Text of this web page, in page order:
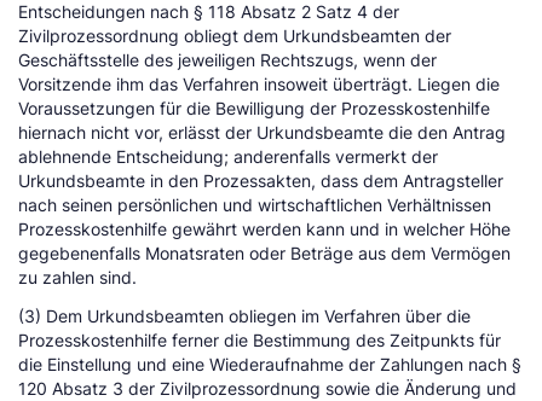
Entscheidungen nach § 118 Absatz 2 Satz 4 der
Zivilprozessordnung obliegt dem Urkundsbeamten der
Geschäftsstelle des jeweiligen Rechtszugs, wenn der
Vorsitzende ihm das Verfahren insoweit überträgt. Liegen die
Voraussetzungen für die Bewilligung der Prozesskostenhilfe
hiernach nicht vor, erlässt der Urkundsbeamte die den Antrag
ablehnende Entscheidung; anderenfalls vermerkt der
Urkundsbeamte in den Prozessakten, dass dem Antragsteller
nach seinen persönlichen und wirtschaftlichen Verhältnissen
Prozesskostenhilfe gewährt werden kann und in welcher Höhe
gegebenenfalls Monatsraten oder Beträge aus dem Vermögen
zu zahlen sind.
(3) Dem Urkundsbeamten obliegen im Verfahren über die
Prozesskostenhilfe ferner die Bestimmung des Zeitpunkts für
die Einstellung und eine Wiederaufnahme der Zahlungen nach §
120 Absatz 3 der Zivilprozessordnung sowie die Änderung und